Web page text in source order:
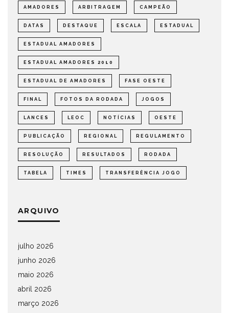
AMADORES ARBITRAGEM CAMPEÃO
DATAS DESTAQUE ESCALA ESTADUAL
ESTADUAL AMADORES
ESTADUAL AMADORES 2010
ESTADUAL DE AMADORES FASE OESTE
FINAL FOTOS DA RODADA JOGOS
LANCES LEOC NOTÍCIAS OESTE
PUBLICAÇÃO REGIONAL REGULAMENTO
RESOLUÇÃO RESULTADOS RODADA
TABELA TIMES TRANSFERÊNCIA JOGO
ARQUIVO
julho 2026
junho 2026
maio 2026
abril 2026
março 2026